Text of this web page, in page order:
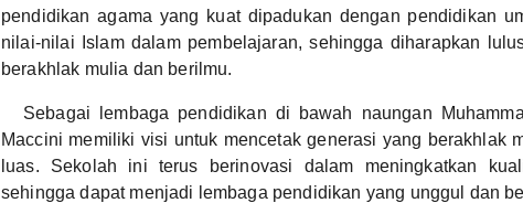
pendidikan agama yang kuat dipadukan dengan pendidikan
nilai-nilai Islam dalam pembelajaran, sehingga diharapkan
berakhlak mulia dan berilmu.
Sebagai lembaga pendidikan di bawah naungan
Maccini memiliki visi untuk mencetak generasi yang berakhlak
luas. Sekolah ini terus berinovasi dalam meningkatkan
sehingga dapat menjadi lembaga pendidikan yang unggul dan